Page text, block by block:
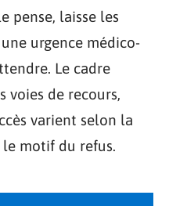
pense, laisse les
urgence médico-
Le cadre
voies de recours,
varient selon la
motif du refus.